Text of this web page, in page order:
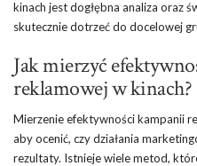
kinach jest dogłębna analiza oraz
skutecznie dotrzeć do docelowej
Jak mierzyć
reklamowej w kinach?
Mierzenie efektywności kampanii
aby ocenić, czy działania
rezultaty. Istnieje wiele metod,